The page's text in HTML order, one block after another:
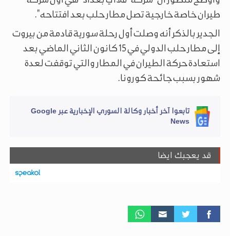
طيران خاصة خارجية تصل مطار حلب بعد افتتاحه".
الجدير بالذكر أنه وصلت أول رحلة سورية قادمة من بيروت
إلى مطار حلب الدولي في 15 كانون الثاني الماضي بعد
استعادة حركة الطيران في المطار والتي توقفت لعدة
شهور بسبب جائحة كورونا.
تابعوا آخر أخبار وكالة السوري الإخبارية عبر Google
News
قد يعجبك ايضا